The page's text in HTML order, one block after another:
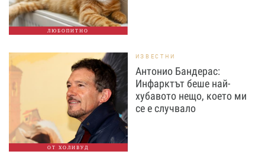
ЛЮБОПИТНО
ОТ ХОЛИВУД
ИЗВЕСТНИ
Антонио Бандерас:
Инфарктът беше най-
хубавото нещо, което ми
се е случвало